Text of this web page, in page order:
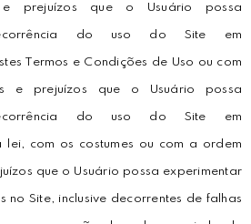
prejuízos que o Usuário possa
do uso do Site em
Termos e Condições de Uso ou com
e prejuízos que o Usuário possa
do uso do Site em
lei, com os costumes ou com a ordem
que o Usuário possa experimentar
no Site, inclusive decorrentes de falhas